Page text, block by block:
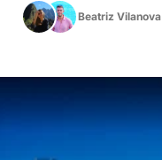
Beatriz Vilanova